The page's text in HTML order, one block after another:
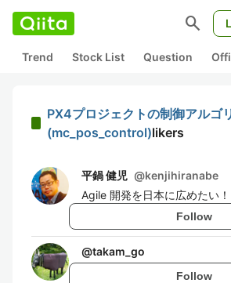
search
Trend Stock List Question
PX4プロジェクトの制御アルゴ
(mc_pos_control)likers
平鍋 健児 @kenjihiranabe
Agile 開発を日本に広めたい！
Follow
@takam_go
Follow